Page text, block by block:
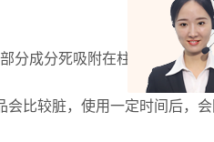
成分死吸附在柱头端，导致
较脏，使用一定时间后，会